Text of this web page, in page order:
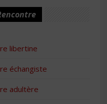
libertine
échangiste
adultère